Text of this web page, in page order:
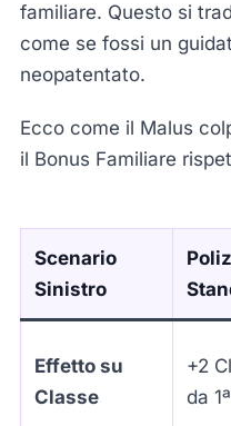
familiare. Questo si
come se fossi un
neopatentato.
Ecco come il Malus
il Bonus Familiare
Scenario
Sinistro
Effetto su
Classe
+2
da